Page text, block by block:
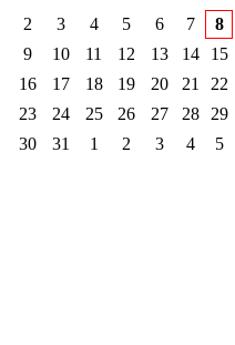
2
3 4 5 6 7
8
9
10 11 12 13 14
15
16
17 18 19 20 21
22
23
24 25 26 27 28
29
30
31 1 2 3 4 5